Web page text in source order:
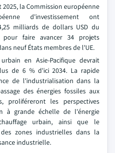
la Commission européenne
d'investissement ont
milliards de dollars USD du
pour faire avancer 34 projets
neuf États membres de l'UE.
en Asie-Pacifique devrait
de 6 % d'ici 2034. La rapide
de l'industrialisation dans la
des énergies fossiles aux
proliféreront les perspectives
à grande échelle de l'énergie
urbain, ainsi que le
zones industrielles dans la
industrielle.